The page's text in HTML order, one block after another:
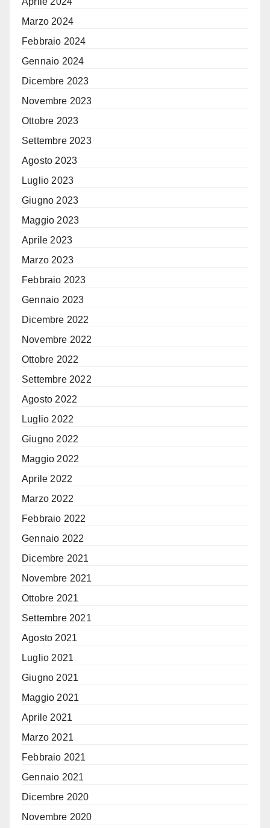
Marzo 2024
Febbraio 2024
Gennaio 2024
Dicembre 2023
Novembre 2023
Ottobre 2023
Settembre 2023
Agosto 2023
Luglio 2023
Giugno 2023
Maggio 2023
Aprile 2023
Marzo 2023
Febbraio 2023
Gennaio 2023
Dicembre 2022
Novembre 2022
Ottobre 2022
Settembre 2022
Agosto 2022
Luglio 2022
Giugno 2022
Maggio 2022
Aprile 2022
Marzo 2022
Febbraio 2022
Gennaio 2022
Dicembre 2021
Novembre 2021
Ottobre 2021
Settembre 2021
Agosto 2021
Luglio 2021
Giugno 2021
Maggio 2021
Aprile 2021
Marzo 2021
Febbraio 2021
Gennaio 2021
Dicembre 2020
Novembre 2020